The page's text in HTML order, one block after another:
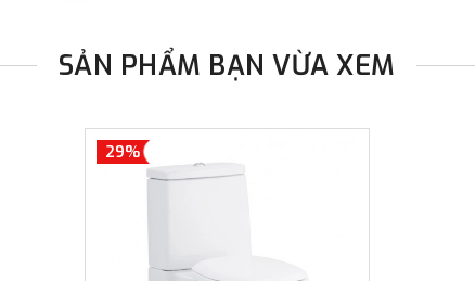
SẢN PHẨM BẠN VỪA XEM
29%